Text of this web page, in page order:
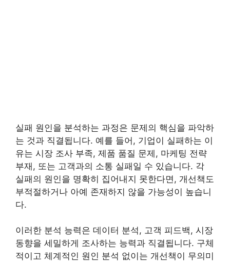
실패 원인을 분석하는 과정은 문제의 핵심을 파악하
는 것과 직결됩니다. 예를 들어, 기업이 실패하는 이
유는 시장 조사 부족, 제품 품질 문제, 마케팅 전략
부재, 또는 고객과의 소통 실패일 수 있습니다. 각
실패의 원인을 명확히 집어내지 못한다면, 개선책도
부적절하거나 아예 존재하지 않을 가능성이 높습니
다.
이러한 분석 능력은 데이터 분석, 고객 피드백, 시장
동향을 세밀하게 조사하는 능력과 직결됩니다. 구체
적이고 체계적인 원인 분석 없이는 개선책이 무의미